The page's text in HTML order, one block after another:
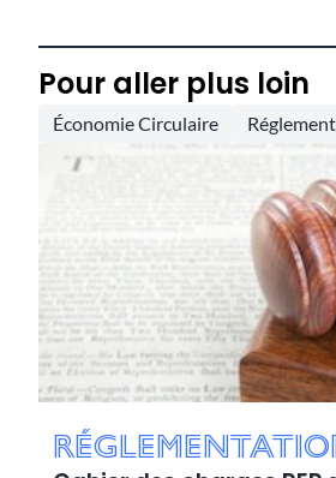
Pour aller plus loin
Économie Circulaire